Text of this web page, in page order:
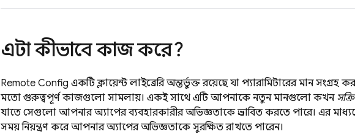
এটা কীভাবে কাজ করে?
Remote Config একটি ক্লায়েন্ট লাইব্রেরি অন্তর্ভুক্ত রয়েছে যা প্যারামিটারের মান
মতো গুরুত্বপূর্ণ কাজগুলো সামলায়। একই সাথে, এটি আপনাকে নতুন মানগুলো কখন
যাতে সেগুলো আপনার অ্যাপের ব্যবহারকারীর অভিজ্ঞতাকে প্রভাবিত করতে পারে। এর
সময় নিয়ন্ত্রণ করে আপনার অ্যাপের অভিজ্ঞতাকে সুরক্ষিত রাখতে পারেন।